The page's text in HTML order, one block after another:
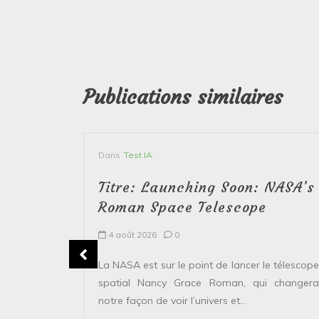
Publications similaires
Dans Test IA
Titre: Launching Soon: NASA’s
Roman Space Telescope
4 août 2026 0
La NASA est sur le point de lancer le télescope
spatial Nancy Grace Roman, qui changera
notre façon de voir l’univers et...